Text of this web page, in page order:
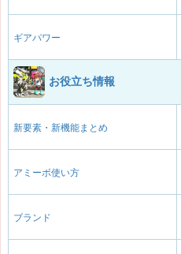
ギアパワー
お役立ち情報
新要素・新機能まとめ
アミーボ使い方
ブランド